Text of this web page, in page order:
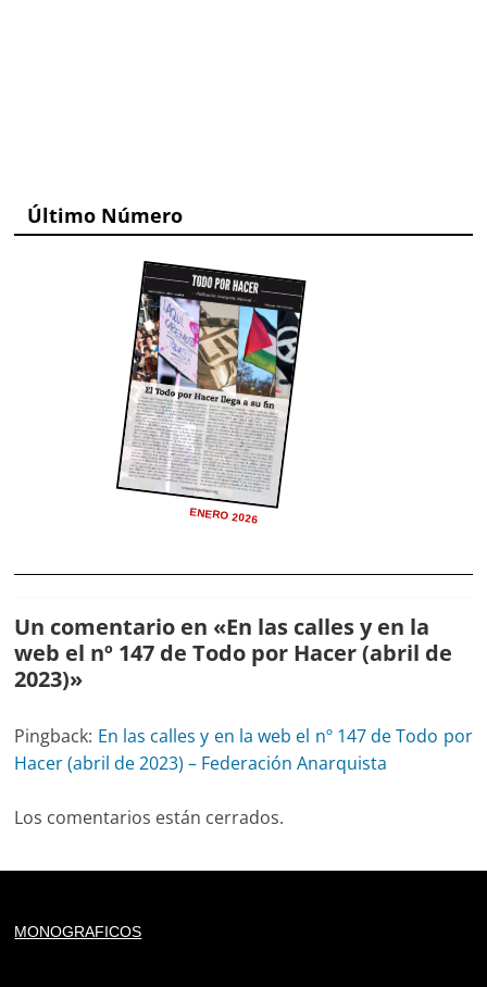
Último Número
ENERO 2026
Un comentario en «En las calles y en la
web el nº 147 de Todo por Hacer (abril de
2023)»
Pingback: En las calles y en la web el nº 147 de Todo por
Hacer (abril de 2023) – Federación Anarquista
Los comentarios están cerrados.
MONOGRAFICOS
of type string is deprecated in